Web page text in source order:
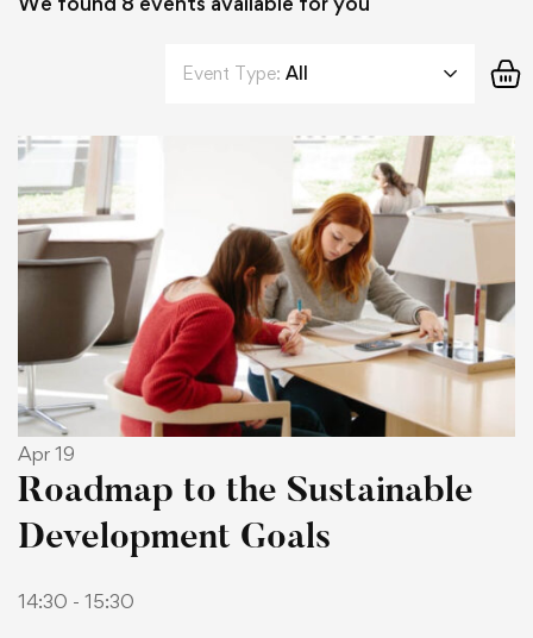
Event Type: All
Apr 19
Roadmap to the Sustainable
Development Goals
14:30 - 15:30